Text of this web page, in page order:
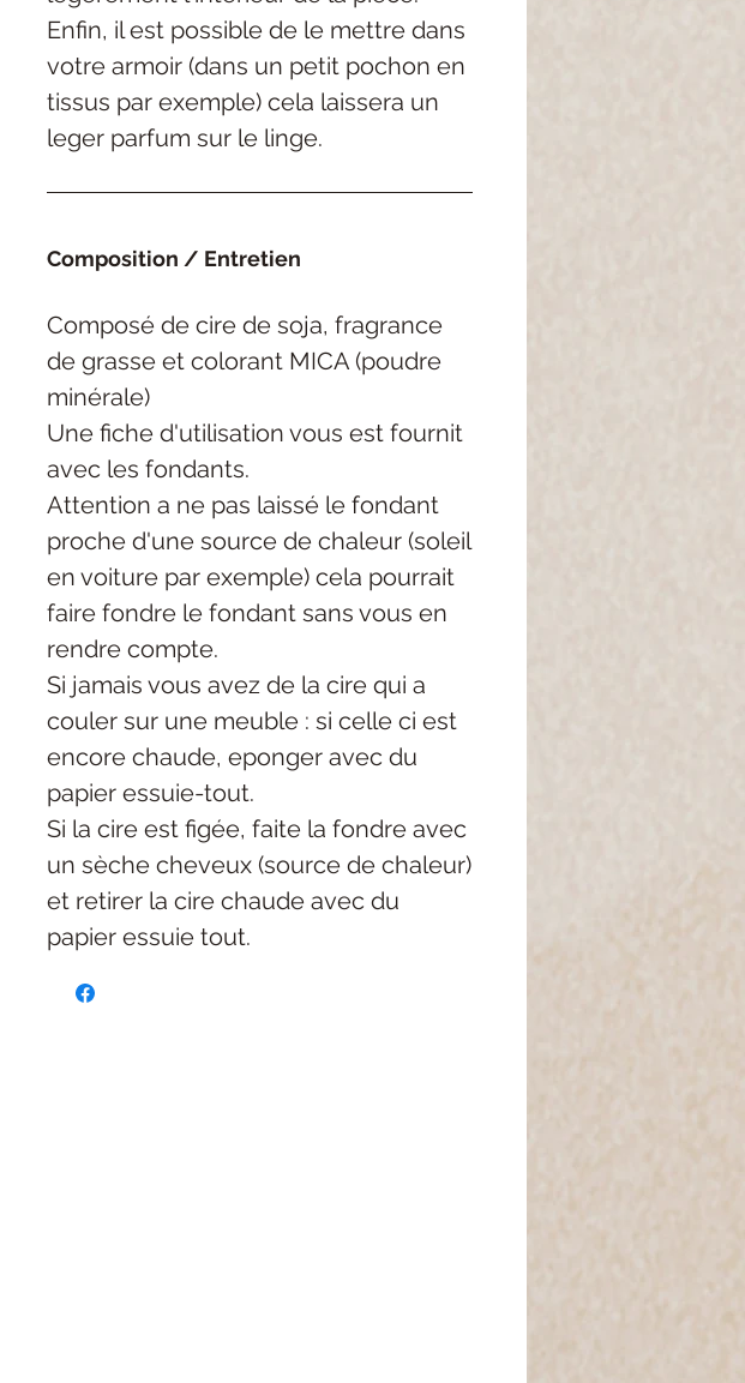
Enfin, il est possible de le mettre dans
votre armoir (dans un petit pochon en
tissus par exemple) cela laissera un
leger parfum sur le linge.
Composition / Entretien
Composé de cire de soja, fragrance
de grasse et colorant MICA (poudre
minérale)
Une fiche d'utilisation vous est fournit
avec les fondants.
Attention a ne pas laissé le fondant
proche d'une source de chaleur (soleil
en voiture par exemple) cela pourrait
faire fondre le fondant sans vous en
rendre compte.
Si jamais vous avez de la cire qui a
couler sur une meuble : si celle ci est
encore chaude, eponger avec du
papier essuie-tout.
Si la cire est figée, faite la fondre avec
un sèche cheveux (source de chaleur)
et retirer la cire chaude avec du
papier essuie tout.